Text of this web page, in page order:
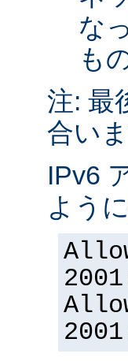
な
も
注: 最
合いま
IPv6
よう